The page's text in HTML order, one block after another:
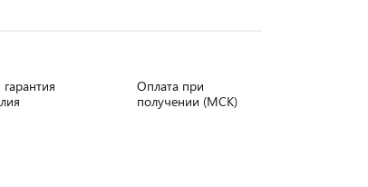
Оплата при
получении (МСК)